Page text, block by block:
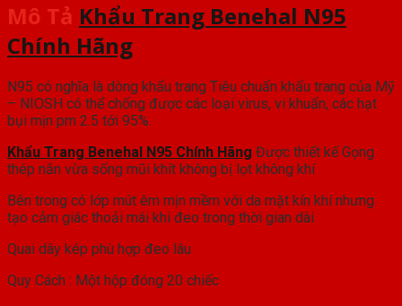
Mô Tả Khẩu Trang Benehal N95
Chính Hãng
N95 có nghĩa là dòng khẩu trang Tiêu chuẩn khẩu trang của Mỹ
– NIOSH có thể chống được các loại virus, vi khuẩn, các hạt
bụi mịn pm 2.5 tới 95%.
Khẩu Trang Benehal N95 Chính Hãng Được thiết kế Gọng
thép nắn vừa sống mũi khít không bị lọt không khí
Bên trong có lớp mút êm mịn mềm với da mặt kín khí nhưng
tạo cảm giác thoải mái khi đeo trong thời gian dài
Quai dây kép phù hợp đeo lâu
Quy Cách : Một hộp đóng 20 chiếc